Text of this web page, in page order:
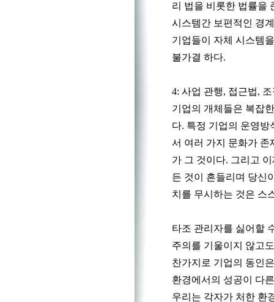
리 법을 비롯한 법률을
시스템간 보편적인 경
기업들이 자체 시스템
불가결 하다.
4: 사업 관행, 접근법,
기업의 개체들은 복잡
다. 특정 기업의 운영
서 여러 가지 문화가 존
가 그 것이다. 그리고
든 것이 흔들리며 당신
치를 무시하는 것은 스
타조 관리자를 싫어할
주의를 기울이지 않고
찬가지로 기업의 동인
환경에서의 성공이 다
우리는 각자가 처한 환